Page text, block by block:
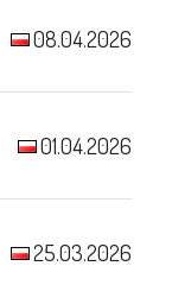
08.04.2026
01.04.2026
25.03.2026